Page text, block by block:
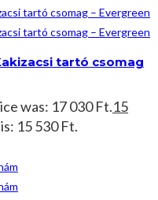
tartó csomag
was: 17 030 Ft.15
15 530 Ft.